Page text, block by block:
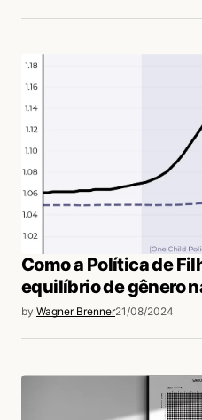
Como a Política de
equilíbrio de gênero
by Wagner Brenner21/08/2024